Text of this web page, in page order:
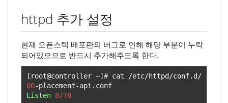
httpd 추가 설정
현재 오픈스택 배포판의 버그로 인해 해당 부분이 누락
되어있으므로 반드시 추가해주도록 한다.
[ root@controller ~]# cat /etc/httpd /conf. d /
00-placement-api .
Listen 8778